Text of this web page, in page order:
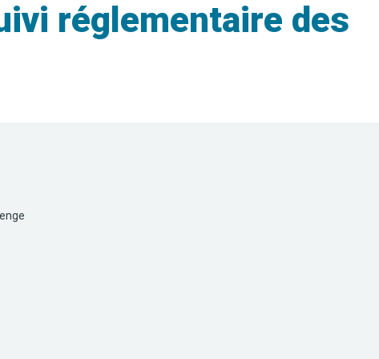
réglementaire des